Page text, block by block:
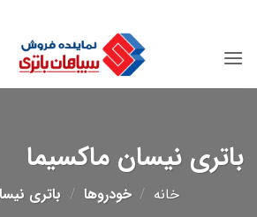
content
باتری نیسان ماکسیما
خانه / خودروها / باتری